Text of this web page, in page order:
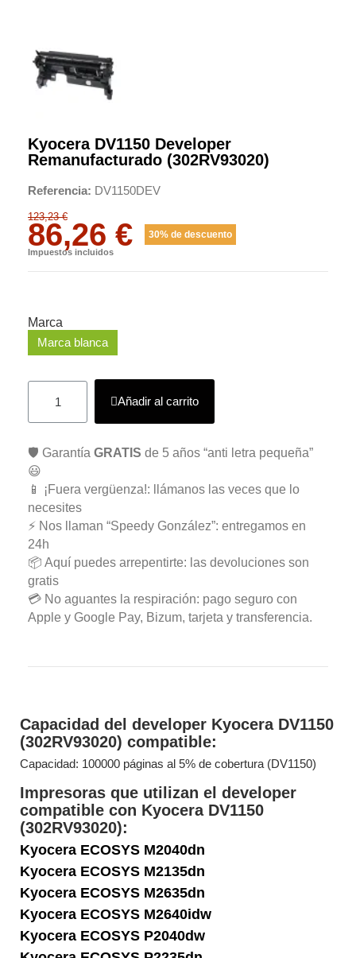
Kyocera DV1150 Developer
Remanufacturado (302RV93020)
Referencia DV1150DEV
123,23 €
86,26 € 30% de descuento
Impuestos incluidos
Marca
Marca blanca
Añadir al carrito
🛡️ Garantía GRATIS de 5 años “anti letra pequeña”
😃
📱 ¡Fuera vergüenza!: llámanos las veces que lo
necesites
⚡ Nos llaman “Speedy González”: entregamos en
24h
📦 Aquí puedes arrepentirte: las devoluciones son
gratis
💳 No aguantes la respiración: pago seguro con
Apple y Google Pay, Bizum, tarjeta y transferencia.
Capacidad del developer Kyocera DV1150
(302RV93020) compatible:
Capacidad: 100000 páginas al 5% de cobertura (DV1150)
Impresoras que utilizan el developer
compatible con Kyocera DV1150
(302RV93020):
Kyocera ECOSYS M2040dn
Kyocera ECOSYS M2135dn
Kyocera ECOSYS M2635dn
Kyocera ECOSYS M2640idw
Kyocera ECOSYS P2040dw